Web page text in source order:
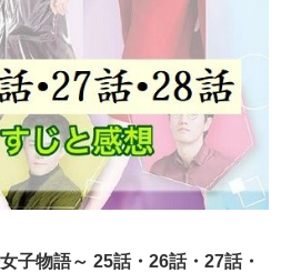
子物語～ 25話・26話・27話・